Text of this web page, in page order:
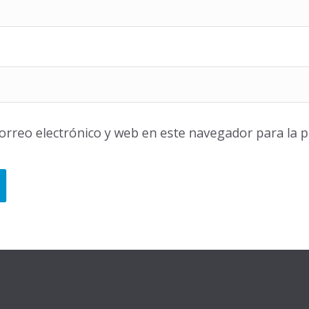
electrónico y web en este navegador para la